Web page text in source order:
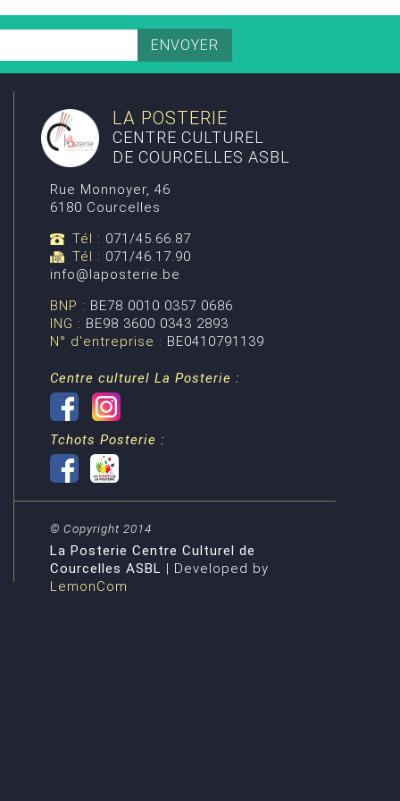
LA POSTERIE
CENTRE CULTUREL
DE COURCELLES ASBL
Rue Monnoyer, 46
6180 Courcelles
Tél : 071/45.66.87
Tél : 071/46.17.90
info@laposterie.be
BNP : BE78 0010 0357 0686
ING : BE98 3600 0343 2893
N° d'entreprise : BE0410791139
Centre culturel La Posterie :
Tchots Posterie :
© Copyright 2014
La Posterie Centre Culturel de
Courcelles ASBL | Developed by
LemonCom